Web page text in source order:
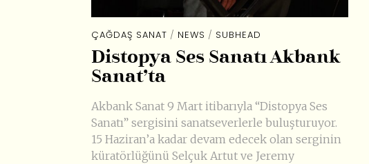
ÇAĞDAŞ SANAT / NEWS / SUBHEAD
Distopya Ses Sanatı Akbank
Sanat’ta
Akbank Sanat 9 Mart itibarıyla “Distopya Ses
Sanatı” sergisini sanatseverlerle buluşturuyor.
15 Haziran’a kadar devam edecek olan serginin
küratörlüğünü Selçuk Artut ve Jeremy